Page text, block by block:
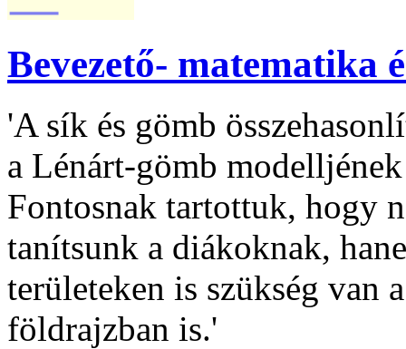
Bevezető- matematika
'A sík és gömb
a Lénárt-gömb
Fontosnak tartottuk, hogy
tanítsunk a diákoknak,
területeken is szükség van
földrajzban is.'